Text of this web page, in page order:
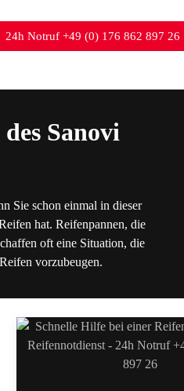
24h Notruf +49 (0) 176 862 897 26
Sanovi
Sie schon einmal in dieser
hat. Reifenpannen, die
oft eine Situation, die
vorzubeugen.